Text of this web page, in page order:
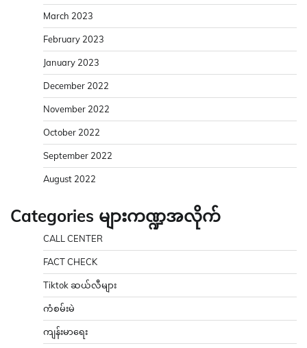
March 2023
February 2023
January 2023
December 2022
November 2022
October 2022
September 2022
August 2022
Categories များကဏ္ဍအလိုက်
CALL CENTER
FACT CHECK
Tiktok ဆယ်လီများ
ကံစမ်းမဲ
ကျန်းမာရေး